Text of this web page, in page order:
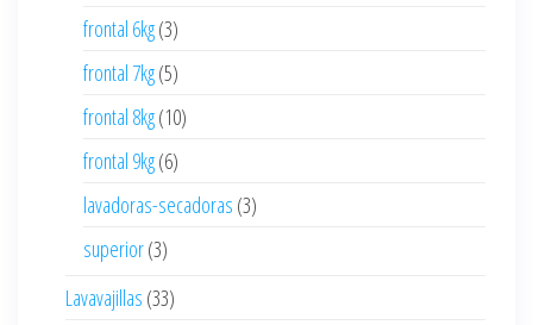
frontal 6kg(3)
frontal 7kg(5)
frontal 8kg(10)
frontal 9kg(6)
lavadoras-secadoras (3)
superior(3)
Lavavajillas (33)